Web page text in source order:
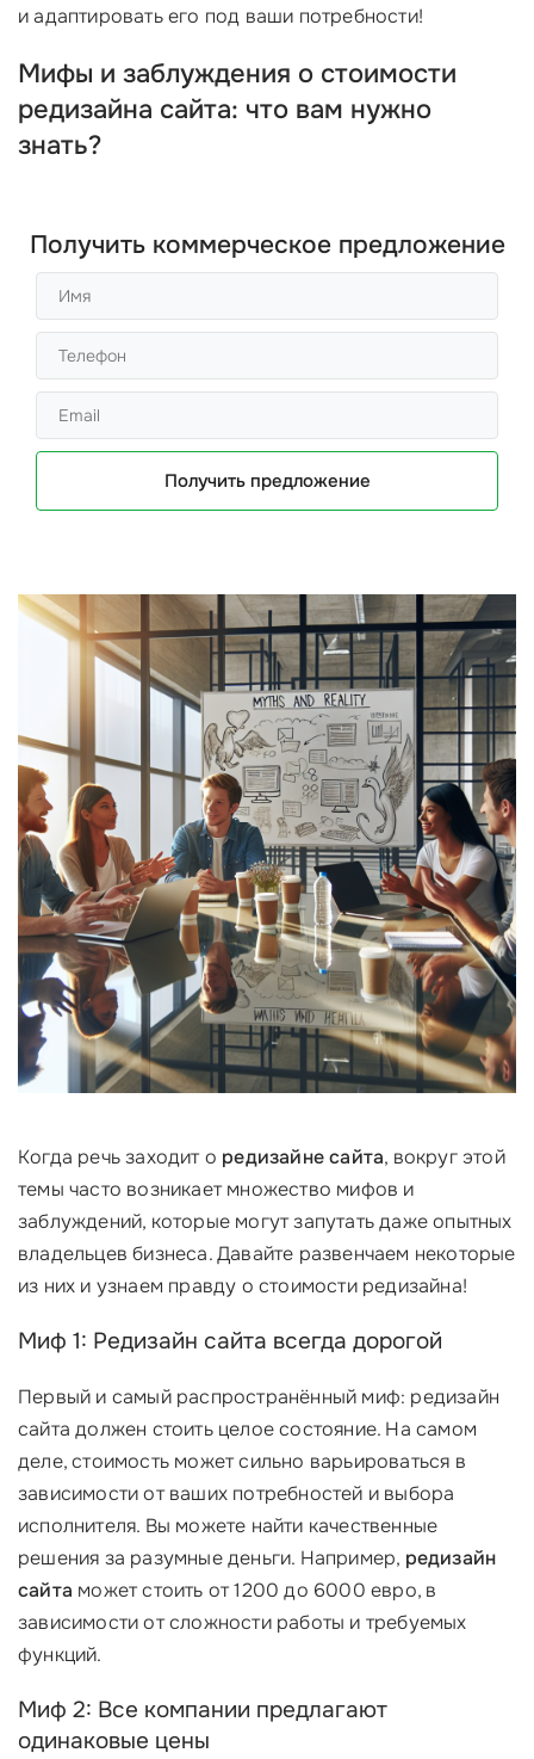
и адаптировать его под ваши потребности!
Мифы и заблуждения о стоимости
редизайна сайта: что вам нужно
знать?
Получить коммерческое предложение
Получить предложение
Когда речь заходит о редизайне сайта, вокруг этой
темы часто возникает множество мифов и
заблуждений, которые могут запутать даже опытных
владельцев бизнеса. Давайте развенчаем некоторые
из них и узнаем правду о стоимости редизайна!
Миф 1: Редизайн сайта всегда дорогой
Первый и самый распространённый миф: редизайн
сайта должен стоить целое состояние. На самом
деле, стоимость может сильно варьироваться в
зависимости от ваших потребностей и выбора
исполнителя. Вы можете найти качественные
решения за разумные деньги. Например, редизайн
сайта может стоить от 1200 до 6000 евро, в
зависимости от сложности работы и требуемых
функций.
Миф 2: Все компании предлагают
одинаковые цены